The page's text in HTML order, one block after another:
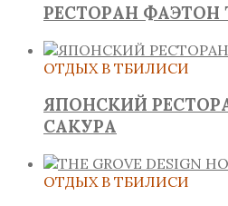
РЕСТОРАН ФАЭТОН
ОТДЫХ В ТБИЛИСИ
ЯПОНСКИЙ
САКУРА
ОТДЫХ В ТБИЛИСИ